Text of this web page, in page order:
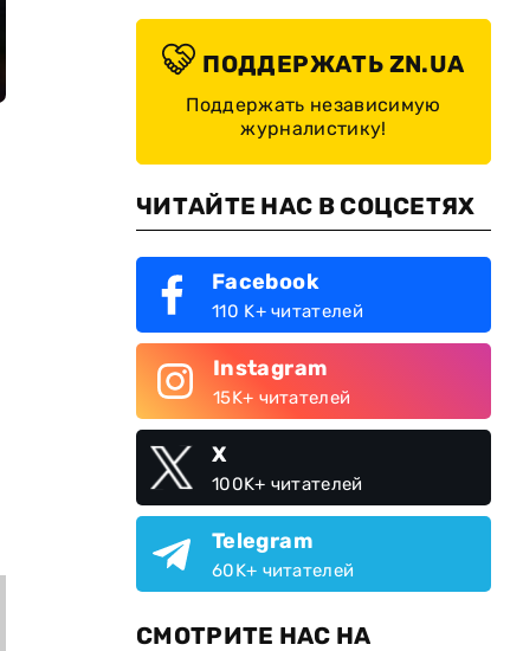
ПОДДЕРЖАТЬ ZN.UA
Поддержать независимую
журналистику!
ЧИТАЙТЕ НАС В СОЦСЕТЯХ
Facebook
110 K+ читателей
Instagram
15K+ читателей
X
100K+ читателей
Telegram
60K+ читателей
СМОТРИТЕ НАС НА